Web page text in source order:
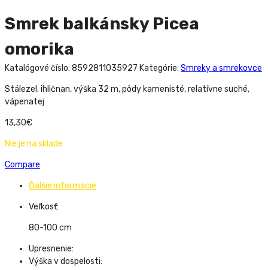
Smrek balkánsky Picea
omorika
Katalógové číslo: 8592811035927 Kategórie: Smreky a smrekovce
Stálezel. ihličnan, výška 32 m, pôdy kamenisté, relatívne suché,
vápenatej
13,30€
Nie je na sklade
Compare
Ďalšie informácie
Veľkosť:
80-100 cm
Upresnenie:
Výška v dospelosti: